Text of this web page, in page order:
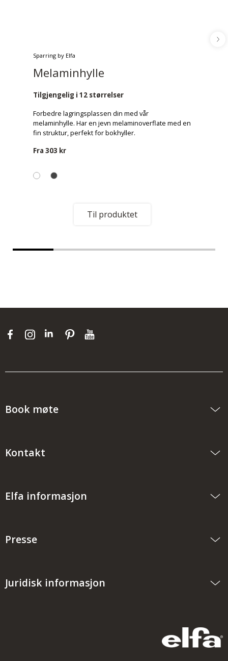
Sparring by Elfa
Melaminhylle
Tilgjengelig i 12 størrelser
Forbedre lagringsplassen din med vår
melaminhylle. Har en jevn melaminoverflate med en
fin struktur, perfekt for bokhyller.
Fra 303 kr
Til produktet
Book møte
Kontakt
Elfa informasjon
Presse
Juridisk informasjon